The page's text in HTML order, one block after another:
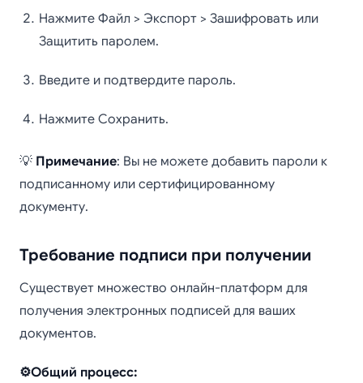
Нажмите Файл > Экспорт > Зашифровать или
Защитить паролем.
Введите и подтвердите пароль.
Нажмите Сохранить.
💡 Примечание: Вы не можете добавить пароли к
подписанному или сертифицированному
документу.
Требование подписи при получении
Существует множество онлайн-платформ для
получения электронных подписей для ваших
документов.
⚙️Общий процесс: